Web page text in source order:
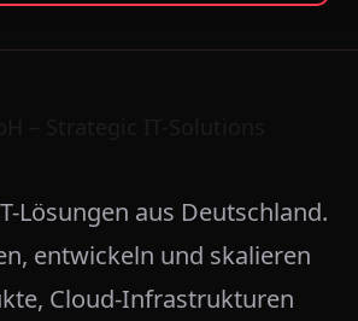
Lösungen aus Deutschland.
entwickeln und skalieren
Cloud-Infrastrukturen